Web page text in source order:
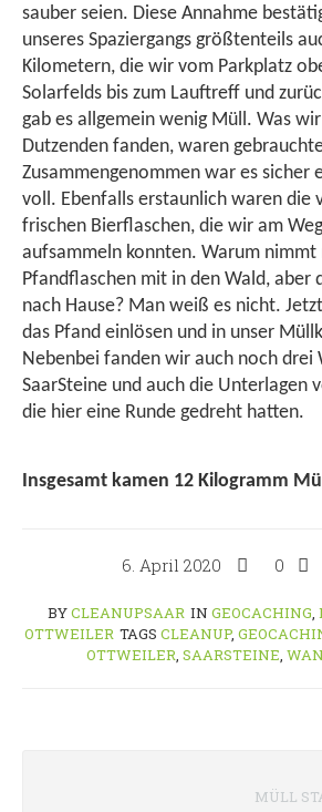
sauber seien. Diese Annahme
unseres Spaziergangs größtenteils
Kilometern, die wir vom Parkplatz
Solarfelds bis zum Lauftreff und
gab es allgemein wenig Müll. Was
Dutzenden fanden, waren
Zusammengenommen war es sicher
voll. Ebenfalls erstaunlich waren die
frischen Bierflaschen, die wir am
aufsammeln konnten. Warum nimmt
Pfandflaschen mit in den Wald, aber
nach Hause? Man weiß es nicht.
das Pfand einlösen und in unser
Nebenbei fanden wir auch noch drei
SaarSteine und auch die Unterlagen
die hier eine Runde gedreht hatten.
Insgesamt kamen 12 Kilogramm
6. April 2020 0
BYCLEANUPSAAR IN GEOCACHING,
OTTWEILER TAGS CLEANUP,
OTTWEILER, SAARSTEINE,
MÜLL